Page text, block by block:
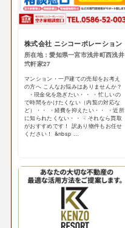
株式会社 ニシコーポレーション
所在地：愛知県一宮市浅井町西浅井
弐軒家27
マンション・一戸建ての売却をお考え
の方へ こんなお悩みはありませんか？
・現金化を急ぎたい・・ ・忙しいの
で時間をかけたくない（内覧の対応な
ど）・・ ・経費を抑えたい・・ ・近所
に知られたくない・・ ☟ それなら買取
がおすすめです！ 訳あり物件もお任せ
ください！ &nbsp ...